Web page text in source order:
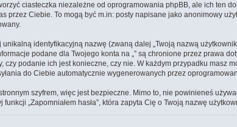
ciasteczka niezależne od oprogramowania phpBB, ale ich
przez Ciebie. To mogą być m.in: posty napisane jako anonimowy
identyfikacyjną nazwę (zwaną dalej „Twoją nazwą
podane dla Twojego konta na „” są chronione przez
czy podanie ich jest konieczne, czy nie. W każdym przypadku
do Ciebie automatycznie wygenerowanych przez
szyfrem, więc jest bezpieczne. Mimo to, nie powinieneś
funkcji „Zapomniałem hasła”, która zapyta Cię o Twoją nazwę